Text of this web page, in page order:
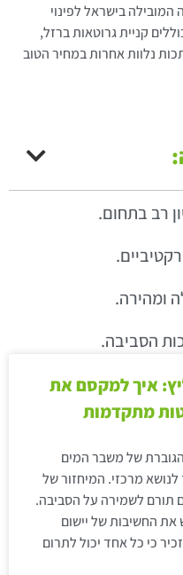
בישראל לפינוי
קניית גרוטאות ברזל,
נלוות אחרות במחיר הטוב
רב בתחום.
ומהירה.
הסביבה.
איך למקסם את
מתקדמות
של משבר המים
מרכזי. המיחזור של
תורם לשמירה על הסביבה.
את החשיבות של יישום
כי כל אחד יכול לתרום